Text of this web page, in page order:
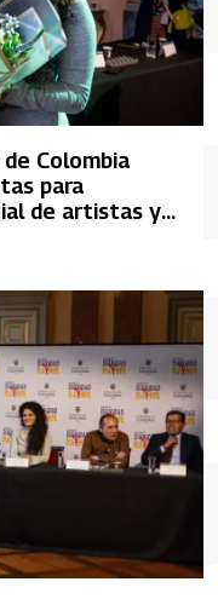
Colombia
para
de artistas y